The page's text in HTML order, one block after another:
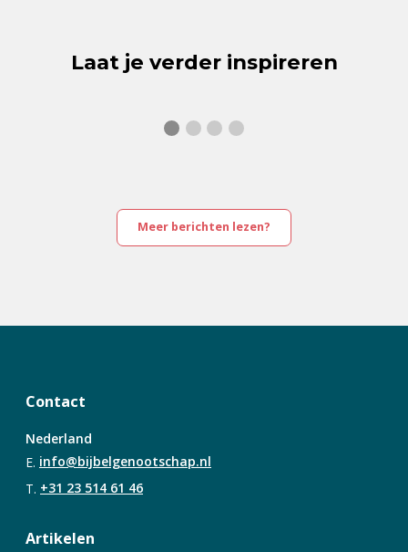
Laat je verder inspireren
die cadeaus?
donker
Bijbel?
Bijbelervaring
Meer berichten lezen?
Contact
Nederland
E. info@bijbelgenootschap.nl
T. +31 23 514 61 46
Artikelen